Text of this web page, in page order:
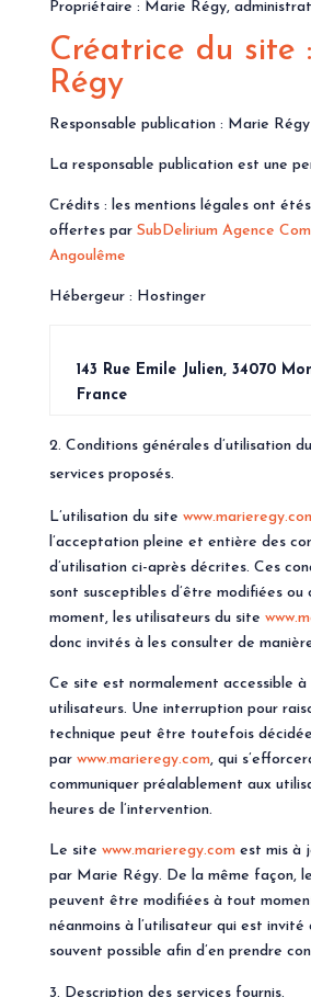
Propriétaire : Marie Régy,
Créatrice du site
Régy
Responsable publication : Marie Régy
La responsable publication est une
Crédits : les mentions légales ont
offertes par SubDelirium Agence
Angoulême
Hébergeur : Hostinger
143 Rue Emile Julien, 34070
France
Conditions générales d’utilisation
services proposés.
L’utilisation du site
l’acceptation pleine et entière des
d’utilisation ci-après décrites. Ces
sont susceptibles d’être modifiées
moment, les utilisateurs du site
donc invités à les consulter de
Ce site est normalement accessible
utilisateurs. Une interruption pour
technique peut être toutefois décidée
par www.marieregy.com, qui
communiquer préalablement aux
heures de l’intervention.
Le site www.marieregy.comest mis à
par Marie Régy. De la même façon,
peuvent être modifiées à tout
néanmoins à l’utilisateur qui est invité
souvent possible afin d’en prendre
Description des services fournis.